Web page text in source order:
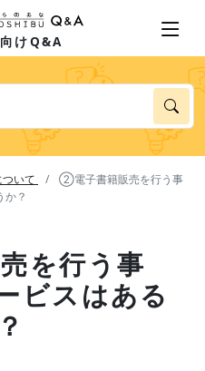
けQ&A
いて
②電子書籍販売を行う事
か？
を行う事
ビスはある